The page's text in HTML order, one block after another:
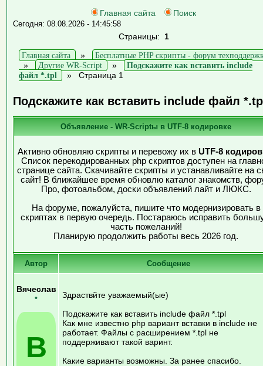
Главная сайта Поиск
Сегодня: 08.08.2026 - 14:45:58
Страницы: 1
Главная сайта
»
Бесплатные PHP скрипты - форум
»
Другие WR-Script »
Подскажите как вставить include
файл *.tpl
» Страница 1
Подскажите как вставить include файл
Объявление - WR-Scriptы в UTF-8 кодировке
Активно обновляю скрипты и перевожу их в UTF-8
Список перекодированных php скриптов доступен на
странице сайта. Скачивайте скрипты и устанавливайте на
сайт! В ближайшее время обновлю каталог знакомств,
Про, фотоальбом, доски объявлений лайт и ЛЮКС.
На форуме, пожалуйста, пишите что модернизировать в
скриптах в первую очередь. Постараюсь исправить
часть пожеланий!
Планирую продолжить работы весь 2026 год.
Автор Сообщение
Вячеслав
•
В
Здраствйте уважаемый(ые)
Подскажите как вставить include файл *.tpl
Как мне известно php вариант вставки в include не
работает. Файлы с расширением *.tpl не
поддерживают такой варинт.
Какие варианты возможны. За ранее спасибо.